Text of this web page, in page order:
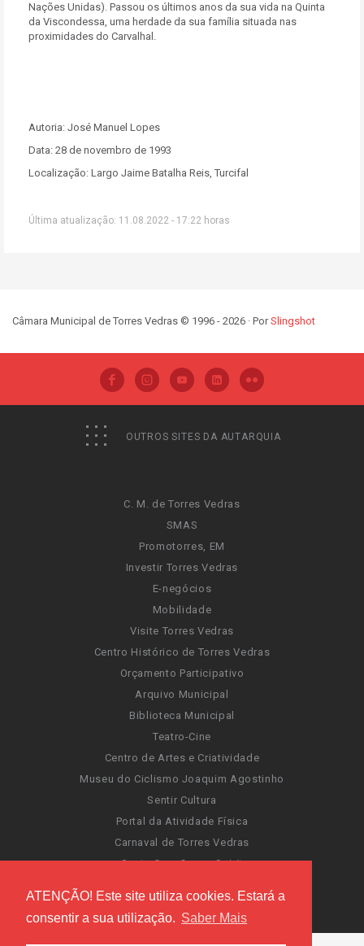
ATENÇÃO! Este site utiliza cookies. Estará a
consentir a sua utilização. Saber Mais
Nações Unidas). Passou os últimos anos da sua vida na Quinta
da Viscondessa, uma herdade da sua família situada nas
proximidades do Carvalhal.
Autoria: José Manuel Lopes
Data: 28 de novembro de 1993
Localização: Largo Jaime Batalha Reis, Turcifal
Última atualização: 11.08.2022 - 17:22 horas
Câmara Municipal de Torres Vedras © 1996 - 2026 · PorSlingshot
OUTROS SITES DA AUTARQUIA
C. M. de Torres Vedras
SMAS
Promotorres, EM
Investir Torres Vedras
E-negócios
Mobilidade
Visite Torres Vedras
Centro Histórico de Torres Vedras
Orçamento Participativo
Arquivo Municipal
Biblioteca Municipal
Teatro-Cine
Centro de Artes e Criatividade
Museu do Ciclismo Joaquim Agostinho
Sentir Cultura
Portal da Atividade Física
Carnaval de Torres Vedras
Santa Cruz Ocean Spirit